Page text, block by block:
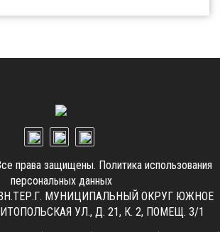
права защищены. Политика использования
персональных данных
ВН.ТЕР.Г. МУНИЦИПАЛЬНЫЙ ОКРУГ ЮЖНОЕ
УЛ., Д. 21, К. 2, ПОМЕЩ. 3/1